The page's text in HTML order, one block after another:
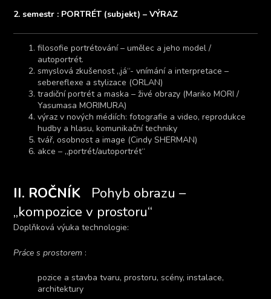
2. semestr : PORTRÉT (subjekt) – VÝRAZ
filosofie portrétování – umělec a jeho model /
autoportrét.
smyslová zkušenost „já“- vnímání a interpretace –
sebereflexe a stylizace (ORLAN)
tradiční portrét a maska – živé obrazy (Mariko MORI /
Yasumasa MORIMURA)
výraz v nových médiích: fotografie a video, reprodukce
hudby a hlasu, komunikační techniky
tvář, osobnost a image (Cindy SHERMAN)
akce – „portrét/autoportrét“
II. ROČNÍK Pohyb obrazu –
„kompozice v prostoru“
Doplňková výuka technologie:
Práce s prostorem :
pozice a stavba tvaru, prostoru, scény, instalace,
architektury